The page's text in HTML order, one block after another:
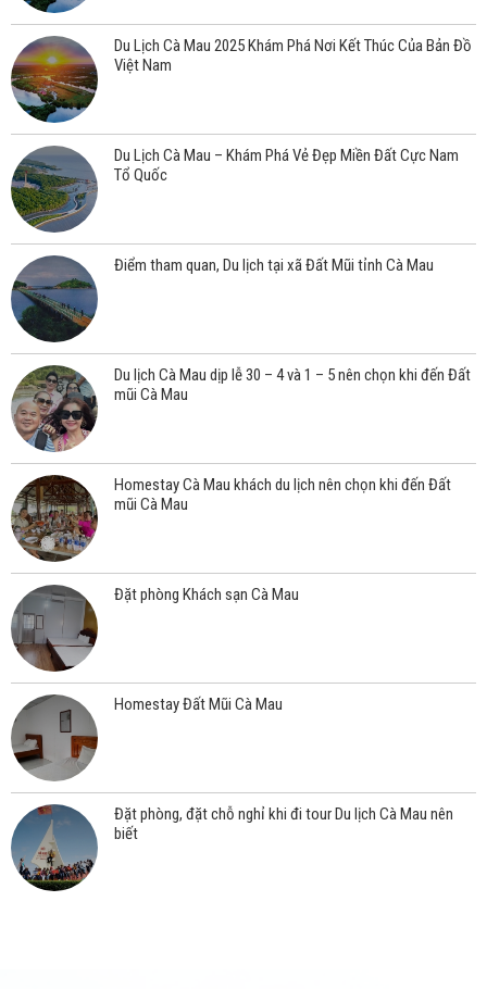
Du Lịch Cà Mau 2025 Khám Phá Nơi Kết Thúc Của Bản Đồ
Việt Nam
Du Lịch Cà Mau – Khám Phá Vẻ Đẹp Miền Đất Cực Nam
Tổ Quốc
Điểm tham quan, Du lịch tại xã Đất Mũi tỉnh Cà Mau
Du lịch Cà Mau dịp lễ 30 – 4 và 1 – 5 nên chọn khi đến Đất
mũi Cà Mau
Homestay Cà Mau khách du lịch nên chọn khi đến Đất
mũi Cà Mau
Đặt phòng Khách sạn Cà Mau
Homestay Đất Mũi Cà Mau
Đặt phòng, đặt chỗ nghỉ khi đi tour Du lịch Cà Mau nên
biết